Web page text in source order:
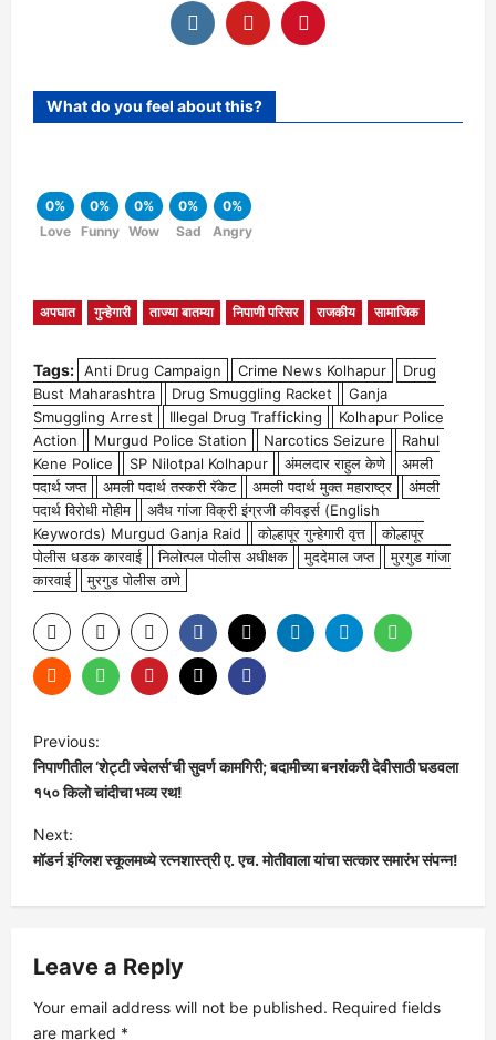
What do you feel about this?
0%
Love
0%
Funny
0%
Wow
0%
Sad
0%
Angry
अपघात गुन्हेगारी ताज्या बातम्या निपाणी परिसर राजकीय सामाजिक
Tags: Anti Drug Campaign Crime News Kolhapur
Drug
Bust Maharashtra
Drug Smuggling Racket
Ganja
Smuggling Arrest
Illegal Drug Trafficking
Kolhapur Police
Action
Murgud Police Station Narcotics Seizure
Rahul
Kene Police
SP Nilotpal Kolhapur अंमलदार राहुल केणे
अमली
पदार्थ जप्त
अमली पदार्थ तस्करी रॅकेट अमली पदार्थ मुक्त महाराष्ट्र
अंमली
पदार्थ विरोधी मोहीम
अवैध गांजा विक्री इंग्रजी कीवर्ड्स (English
Keywords) Murgud Ganja Raid
कोल्हापूर गुन्हेगारी वृत्त
कोल्हापूर
पोलीस धडक कारवाई
निलोत्पल पोलीस अधीक्षक मुददेमाल जप्त
मुरगुड गांजा
कारवाई
मुरगुड पोलीस ठाणे
P
o
s
a
Previous:
निपाणीतील ‘शेट्टी ज्वेलर्स’ची सुवर्ण कामगिरी; बदामीच्या बनशंकरी देवीसाठी घडवला
१५० किलो चांदीचा भव्य रथ!
Next:
मॉडर्न इंग्लिश स्कूलमध्ये रत्नशास्त्री ए. एच. मोतीवाला यांचा सत्कार समारंभ संपन्न!
Leave a Reply
Your email address will not be published. Required fields
are marked *